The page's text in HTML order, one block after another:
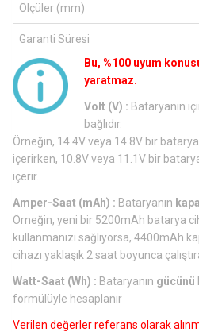
Ölçüler (mm)
Garanti Süresi
Bu, %100 uyum
yaratmaz.
Volt (V) : Bataryanın
bağlıdır.
Örneğin, 14.4V veya 14.8V bir
içerirken, 10.8V veya 11.1V bir
içerir.
Amper-Saat (mAh) : Bataryanın
Örneğin, yeni bir 5200mAh batarya
kullanmanızı sağlıyorsa, 4400mAh
cihazı yaklaşık 2 saat boyunca
Watt-Saat (Wh) : Bataryanın gücünü
formülüyle hesaplanır
Verilen değerler referans olarak